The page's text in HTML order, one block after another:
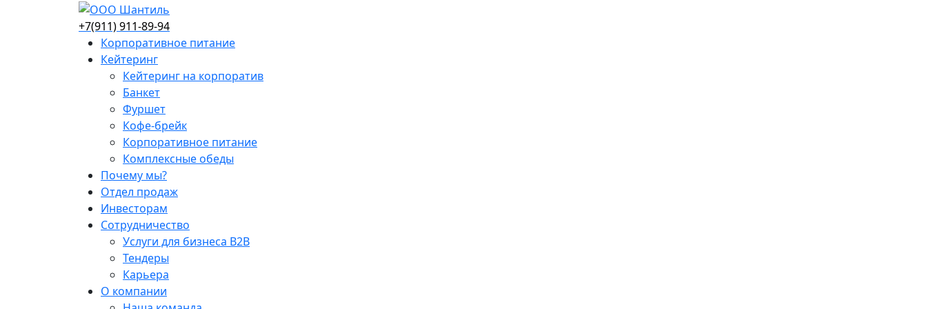
+7(911) 911-89-94
Корпоративное питание
Кейтеринг
Кейтеринг на корпоратив
Банкет
Фуршет
Кофе-брейк
Корпоративное питание
Комплексные обеды
Почему мы?
Отдел продаж
Инвесторам
Сотрудничество
Услуги для бизнеса B2B
Тендеры
Карьера
О компании